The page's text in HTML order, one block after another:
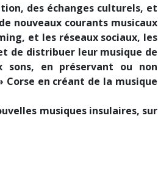
des échanges culturels, et
nouveaux courants musicaux
et les réseaux sociaux, les
de distribuer leur musique de
sons, en préservant ou non
en créant de la musique
musiques insulaires, sur